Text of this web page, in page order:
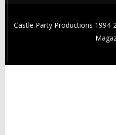
Castle Party Productions